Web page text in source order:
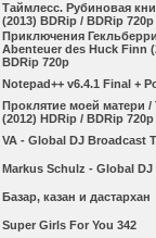
Таймлесс. Рубиновая
(2013) BDRip / BDRip
Приключения
Abenteuer des Huck Finn
BDRip 720p
Notepad++ v6.4.1 Final +
Проклятие моей матери /
(2012) HDRip / BDRip
VA - Global DJ Broadcast
Markus Schulz - Global
Базар, казан и дастархан
Super Girls For You 342